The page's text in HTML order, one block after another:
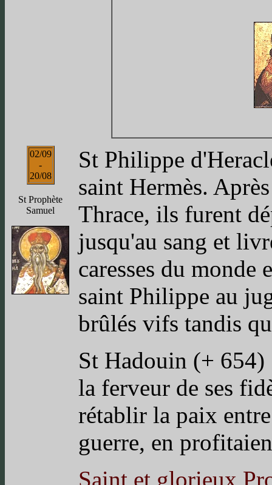
02/09
-
20/08
St Prophète
Samuel
St Philippe
saint Hermès.
Thrace, ils furent
jusqu'au sang et
caresses du
saint Philippe au
brûlés vifs tandis
St Hadouin (+ 654)
la ferveur de ses
rétablir la paix
guerre, en
Saint et glorieux